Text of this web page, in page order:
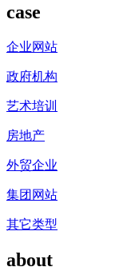
case
企业网站
政府机构
艺术培训
房地产
外贸企业
集团网站
其它类型
about